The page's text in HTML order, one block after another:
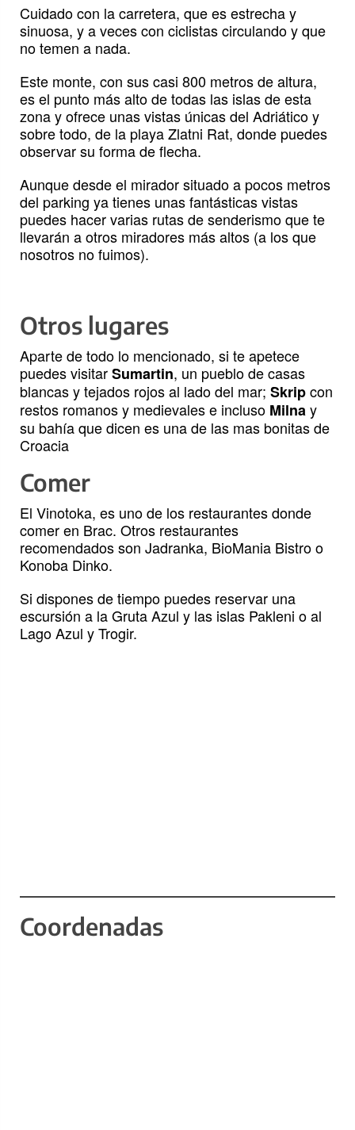
Cuidado con la carretera, que es estrecha y
sinuosa, y a veces con ciclistas circulando y que
no temen a nada.
Este monte, con sus casi 800 metros de altura,
es el punto más alto de todas las islas de esta
zona y ofrece unas vistas únicas del Adriático y
sobre todo, de la playa Zlatni Rat, donde puedes
observar su forma de flecha.
Aunque desde el mirador situado a pocos metros
del parking ya tienes unas fantásticas vistas
puedes hacer varias rutas de senderismo que te
llevarán a otros miradores más altos (a los que
nosotros no fuimos).
Otros lugares
Aparte de todo lo mencionado, si te apetece
puedes visitarSumartin, un pueblo de casas
blancas y tejados rojos al lado del mar; Skripcon
restos romanos y medievales e incluso Milnay
su bahía que dicen es una de las mas bonitas de
Croacia
Comer
El Vinotoka, es uno de los restaurantes donde
comer en Brac. Otros restaurantes
recomendados son Jadranka, BioMania Bistro o
Konoba Dinko.
Si dispones de tiempo puedes reservar una
escursión a la Gruta Azul y las islas Pakleni o al
Lago Azul y Trogir.
Coordenadas